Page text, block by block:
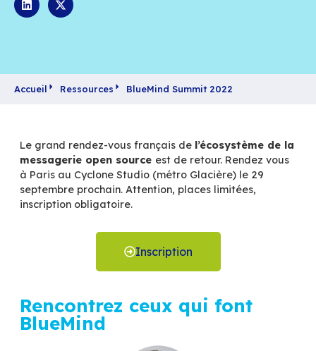
évènement de l'écosystème de la
21 juillet 2022
Ressources BlueMind Summit 2022
Le grand rendez-vous français de
messagerie open source
à Paris au Cyclone Studio (métro Glacière) le